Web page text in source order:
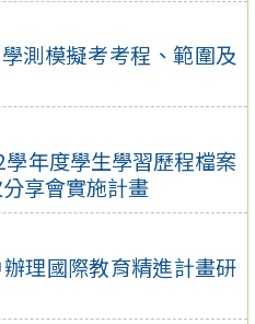
測模擬考考程、範圍及
學年度學生學習歷程檔案
享會實施計畫
理國際教育精進計畫研